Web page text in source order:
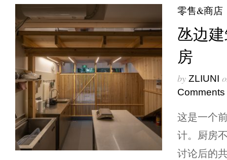
零售&商店
氹边
房
by ZLIUNI
Comments
这是一个
计。厨房
讨论后的